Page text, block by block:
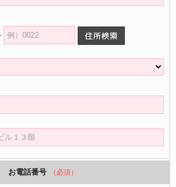
お電話番号 （必須）